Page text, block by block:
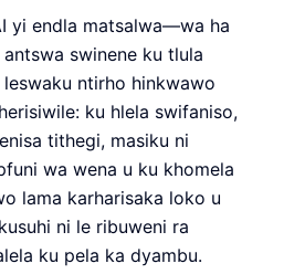
yi endla matsalwa—wa ha
swinene ku tlula
ntirho hinkwawo
ku hlela swifaniso,
tithegi, masiku ni
wa wena u ku khomela
lama karharisaka loko u
ni le ribuweni ra
ku pela ka dyambu.